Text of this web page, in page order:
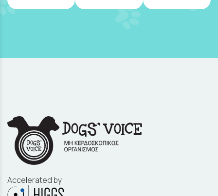
Accelerated by: